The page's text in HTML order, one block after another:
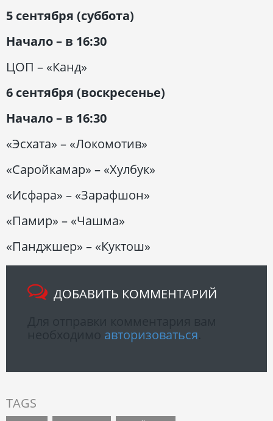
5 сентября (суббота)
Начало – в 16:30
ЦОП – «Канд»
6 сентября (воскресенье)
Начало – в 16:30
«Эсхата» – «Локомотив»
«Саройкамар» – «Хулбук»
«Исфара» – «Зарафшон»
«Памир» – «Чашма»
«Панджшер» – «Куктош»
ДОБАВИТЬ КОММЕНТАРИЙ
авторизоваться
TAGS